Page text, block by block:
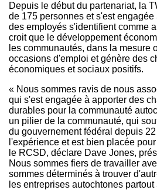
Depuis le début du partenariat, la
de 175 personnes et s'est
des employés s'identifient comme
croit que le développement
les communautés, dans la mesure
occasions d'emploi et génère des
économiques et sociaux positifs.
« Nous sommes ravis de nous
qui s'est engagée à apporter des
durables pour la communauté
un pilier de la communauté, qui
du gouvernement fédéral depuis
l'expérience et est bien placée
le RCSD, déclare Dave Jones,
Nous sommes fiers de travailler
sommes déterminés à trouver
les entreprises autochtones